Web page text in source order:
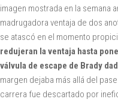
imagen mostrada en la semana
madrugadora ventaja de dos
se atascó en el momento
redujeran la ventaja hasta
válvula de escape de Brady
margen dejaba más allá del
carrera fue descartado por